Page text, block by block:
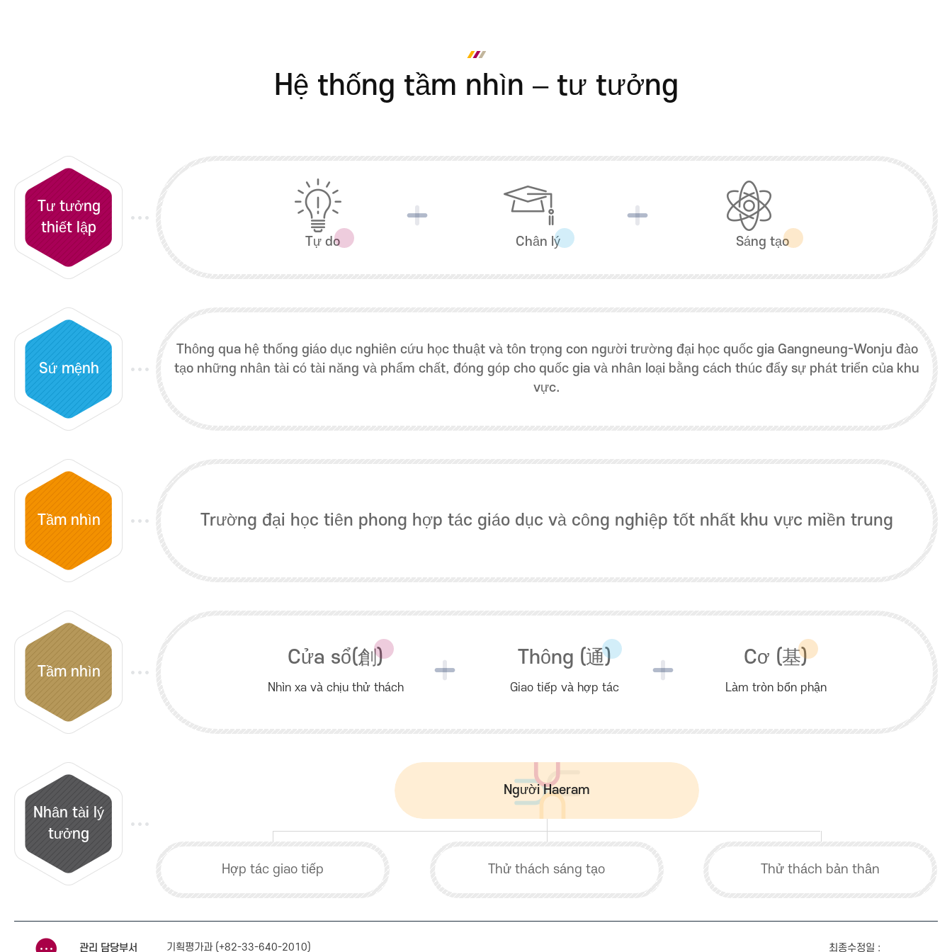
Đại học Khoa học KỹHệ thống tầm nhìn – tư tưởng
Tư tưởng
thiết lập
Tự do Chân lý Sáng tạo
Sứ mệnh
Thông qua hệ thống giáo dục nghiên cứu học thuật và tôn trọng con người trường đại học quốc gia Gangneung-Wonju đào
tạo những nhân tài có tài năng và phẩm chất, đóng góp cho quốc gia và nhân loại bằng cách thúc đẩy sự phát triển của khu
vực.
Tầm nhìn Trường đại học tiên phong hợp tác giáo dục và công nghiệp tốt nhất khu vực miền trung
Tầm nhìn
Cửa sổ(創)
Nhìn xa và chịu thử thách
Thông (通)
Giao tiếp và hợp tác
Cơ (基)
Làm tròn bổn phận
Nhân tài lý
tưởng
Người Haeram
Hợp tác giao tiếp Thử thách sáng tạo Thử thách bản thân
관리 담당부서 기획평가과 (+82-33-640-2010) 최종수정일 :